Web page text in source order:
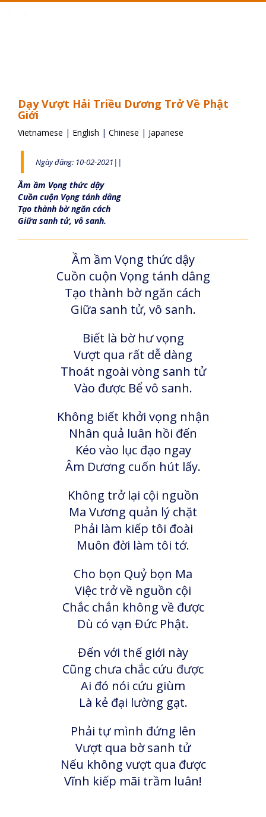
Dạy Vượt Hải Triều Dương Trở Về Phật
Giới
Vietnamese | English | Chinese | Japanese
Ngày đăng: 10-02-2021||
Ầm ầm Vọng thức dậy
Cuồn cuộn Vọng tánh dâng
Tạo thành bờ ngăn cách
Giữa sanh tử, vô sanh.
Ầm ầm Vọng thức dậy
Cuồn cuộn Vọng tánh dâng
Tạo thành bờ ngăn cách
Giữa sanh tử, vô sanh.
Biết là bờ hư vọng
Vượt qua rất dễ dàng
Thoát ngoài vòng sanh tử
Vào được Bể vô sanh.
Không biết khởi vọng nhận
Nhân quả luân hồi đến
Kéo vào lục đạo ngay
Âm Dương cuốn hút lấy.
Không trở lại cội nguồn
Ma Vương quản lý chặt
Phải làm kiếp tôi đoài
Muôn đời làm tôi tớ.
Cho bọn Quỷ bọn Ma
Việc trở về nguồn cội
Chắc chắn không về được
Dù có vạn Đức Phật.
Đến với thế giới này
Cũng chưa chắc cứu được
Ai đó nói cứu giùm
Là kẻ đại lường gạt.
Phải tự mình đứng lên
Vượt qua bờ sanh tử
Nếu không vượt qua được
Vĩnh kiếp mãi trầm luân!